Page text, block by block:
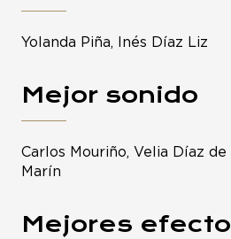
Yolanda Piña, Inés Díaz Liz
Mejor sonido
Carlos Mouriño, Velia Díaz
Marín
Mejores